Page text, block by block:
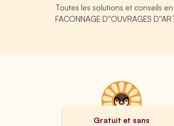
Toutes les solutions et conseils
FACONNAGE D''OUVRAGES
Gratuit et sans